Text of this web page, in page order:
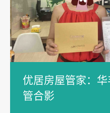
优居房屋管家：
管合影